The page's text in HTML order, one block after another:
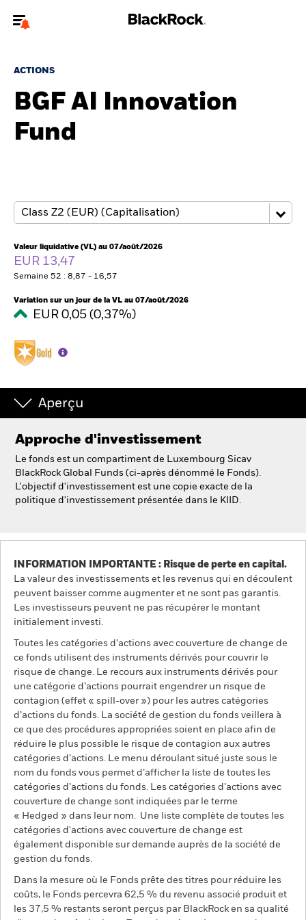
financiers.
jourvotre type d'utilisateur
A propos de BlackRock
Thèmes
ETFs & Fonds indiciels
Documents
Intermédiaires financiers.
BlackRock
iShares
Notre société
ACTIONS
BGF AI Innovation
Fund
Valeur liquidative (VL) au 07/août/2026
EUR 13,47
Semaine 52 : 8,87 - 16,57
Variation sur un jour de la VL au 07/août/2026
EUR 0,05 (0,37%)
Aperçu
Approche d'investissement
Le fonds est un compartiment de Luxembourg Sicav
BlackRock Global Funds (ci-après dénommé le Fonds).
L'objectif d'investissement est une copie exacte de la
politique d'investissement présentée dans le KIID.
INFORMATION IMPORTANTE : Risque de perte en capital.
La valeur des investissements et les revenus qui en découlent
peuvent baisser comme augmenter et ne sont pas garantis.
Les investisseurs peuvent ne pas récupérer le montant
initialement investi.
Toutes les catégories d’actions avec couverture de change de
ce fonds utilisent des instruments dérivés pour couvrir le
risque de change. Le recours aux instruments dérivés pour
une catégorie d’actions pourrait engendrer un risque de
contagion (effet « spill-over ») pour les autres catégories
d’actions du fonds. La société de gestion du fonds veillera à
ce que des procédures appropriées soient en place afin de
réduire le plus possible le risque de contagion aux autres
catégories d’actions. Le menu déroulant situé juste sous le
nom du fonds vous permet d’afficher la liste de toutes les
catégories d’actions du fonds. Les catégories d’actions avec
couverture de change sont indiquées par le terme
« Hedged » dans leur nom. Une liste complète de toutes les
catégories d'actions avec couverture de change est
également disponible sur demande auprès de la société de
gestion du fonds.
Dans la mesure où le Fonds prête des titres pour réduire les
coûts, le Fonds percevra 62,5 % du revenu associé produit et
les 37,5 % restants seront perçus par BlackRock en sa qualité